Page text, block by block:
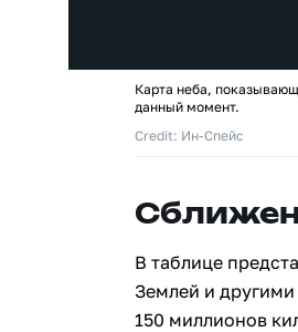
Карта неба,
данный момент.
Credit: Ин-Спейс
В таблице
Землей и
150 миллионов